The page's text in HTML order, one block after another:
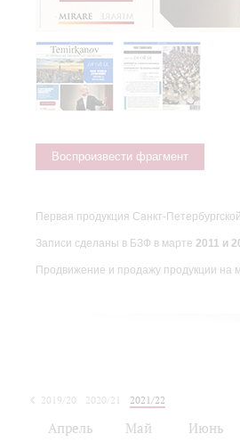
Воспроизвести фрагмент
Первая продукция Санкт-
Записи сделаны в БЗФ в марте 2011 и
Продвижение и продажу продукции на
2019/20 2020/21 2021/22
Апрель Май Июнь